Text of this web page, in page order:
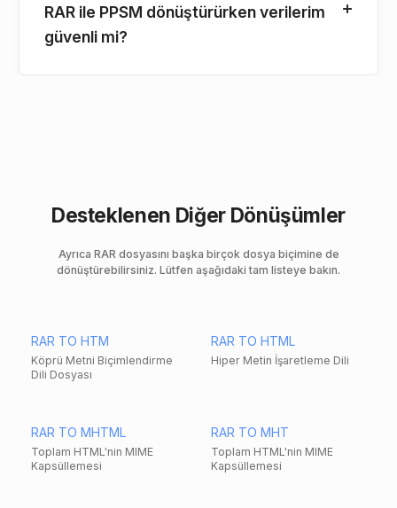
RAR ile PPSM dönüştürürken verilerim
güvenli mi?
Desteklenen Diğer Dönüşümler
Ayrıca RAR dosyasını başka birçok dosya biçimine de
dönüştürebilirsiniz. Lütfen aşağıdaki tam listeye bakın.
RAR TO HTM
Köprü Metni Biçimlendirme
Dili Dosyası
RAR TO HTML
Hiper Metin İşaretleme Dili
RAR TO MHTML
Toplam HTML'nin MIME
Kapsüllemesi
RAR TO MHT
Toplam HTML'nin MIME
Kapsüllemesi